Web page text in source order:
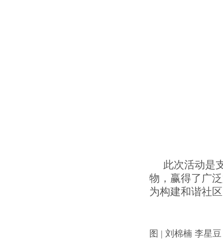
此次活动是
物，赢得了广
为构建和谐社
图 | 刘棉楠 李星豆